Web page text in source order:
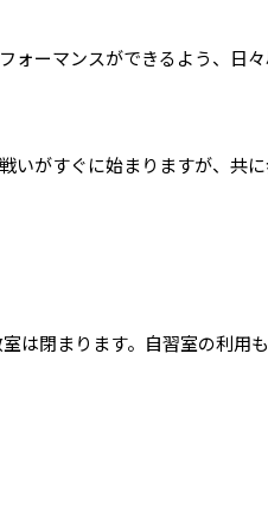
ーマンスができるよう、日々
がすぐに始まりますが、共に
は閉まります。自習室の利用